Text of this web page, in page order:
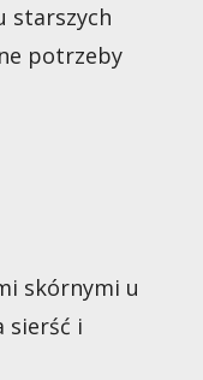
starszych
potrzeby
skórnymi u
sierść i